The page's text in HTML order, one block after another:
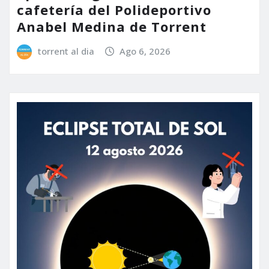
cafetería del Polideportivo
Anabel Medina de Torrent
torrent al dia Ago 6, 2026